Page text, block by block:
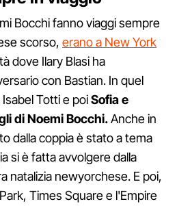
Bocchi fanno viaggi sempre
scorso, erano a New York
dove Ilary Blasi ha
con Bastian. In quel
Totti e poiSofia e
di Noemi Bocchi.Anche in
dalla coppia è stato a tema
si è fatta avvolgere dalla
natalizia newyorchese. E poi,
Times Square e l'Empire